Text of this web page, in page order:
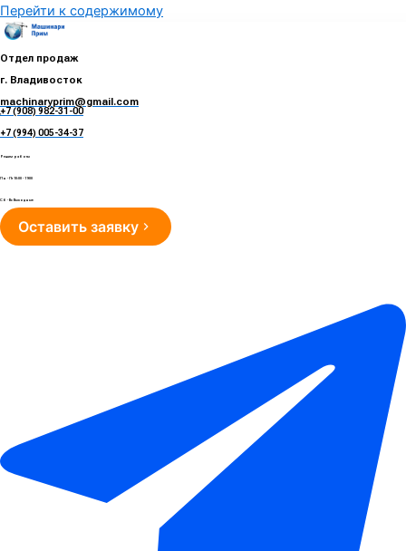
Перейти к содержимому
Отдел продаж
г. Владивосток
machinaryprim@gmail.com
+7 (908) 982-31-00
+7 (994) 005-34-37
Режим работы
Пн - Пт 10:00 - 19:00
Сб - Вс Выходные
Оставить заявку